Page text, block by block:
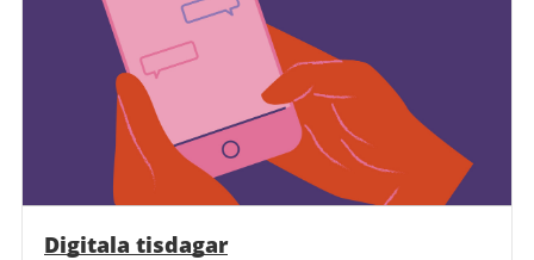
Digitala tisdagar